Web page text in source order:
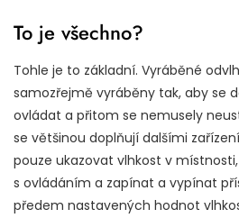
To je všechno?
Tohle je to základní. Vyráběné
samozřejmě vyráběny tak, aby se
ovládat a přitom se nemusely
se většinou doplňují dalšími
pouze ukazovat vlhkost v
s ovládáním a zapínat a vypínat
předem nastavených hodnot